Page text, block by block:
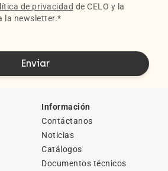
de privacidad de CELO y la
la newsletter.*
Información
Contáctanos
Noticias
Catálogos
Documentos técnicos